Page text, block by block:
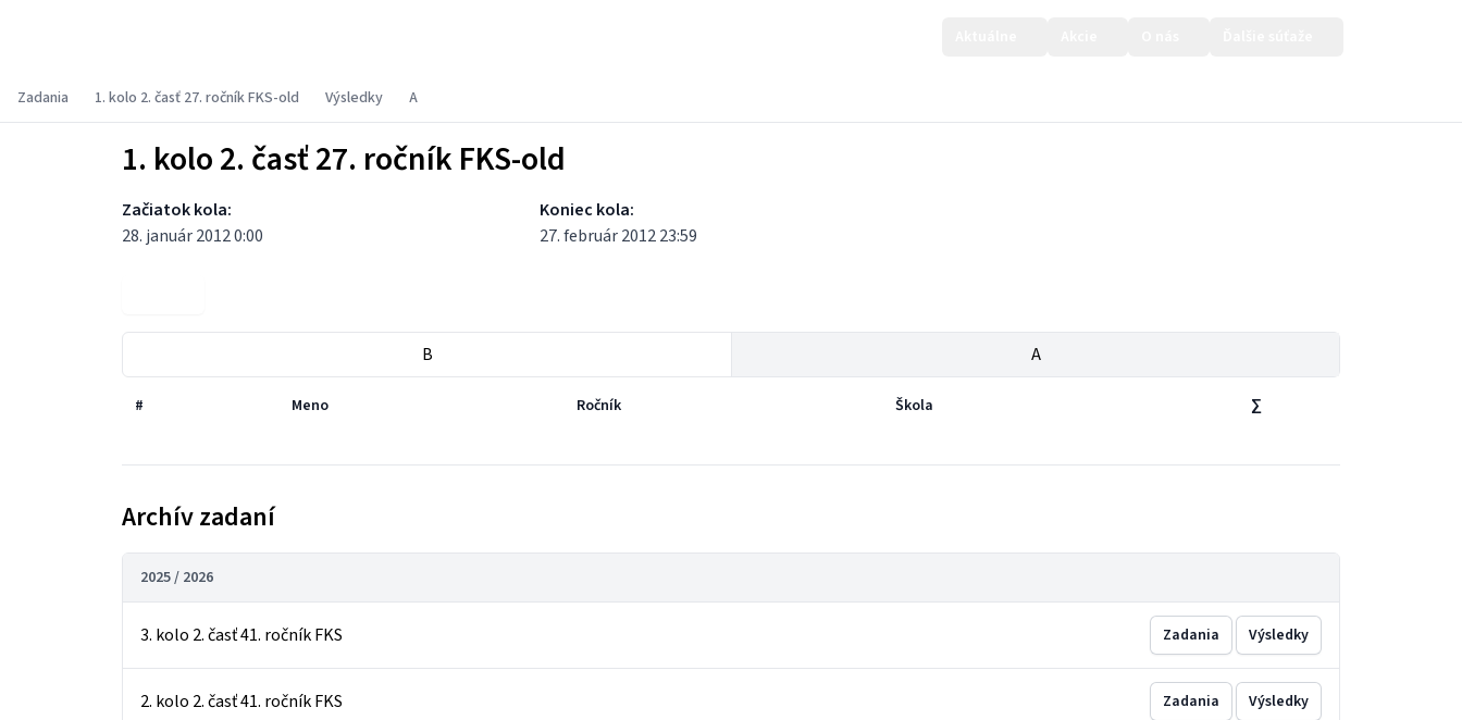
Zadania 1. kolo 2. časť 27. ročník FKS-old Výsledky A
1. kolo 2. časť 27. ročník FKS-old
Začiatok kola:
28. január 2012 0:00
Koniec kola:
27. február 2012 23:59
B A
# Meno Ročník Škola ∑
Archív zadaní
2025 / 2026
3. kolo 2. časť 41. ročník FKS Zadania Výsledky
2. kolo 2. časť 41. ročník FKS Zadania Výsledky